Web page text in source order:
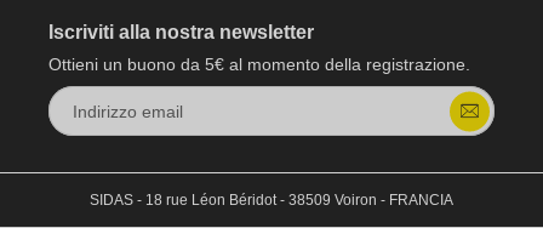
Iscriviti alla nostra newsletter
Ottieni un buono da 5€ al momento della registrazione.
Indirizzo email
SIDAS - 18 rue Léon Béridot - 38509 Voiron - FRANCIA